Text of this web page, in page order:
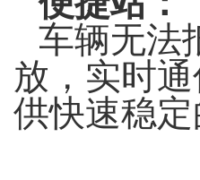
车辆无法
放，实时
供快速稳